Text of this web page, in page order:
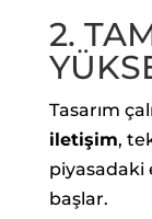
2.
Tasarım
iletişim,
piyasadaki
başlar.